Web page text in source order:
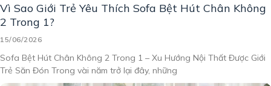
Vì Sao Giới Trẻ Yêu Thích Sofa Bệt Hút Chân Không
2 Trong 1?
15/06/2026
Sofa Bệt Hút Chân Không 2 Trong 1 – Xu Hướng Nội Thất Được Giới
Trẻ Săn Đón Trong vài năm trở lại đây, những